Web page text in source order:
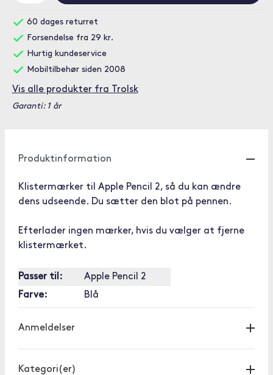
60 dages returret
Forsendelse fra 29 kr.
Hurtig kundeservice
Mobiltilbehør siden 2008
Vis alle produkter fra Trolsk
Garanti: 1 år
Produktinformation
Klistermærker til Apple Pencil 2, så du kan ændre
dens udseende. Du sætter den blot på pennen.
Efterlader ingen mærker, hvis du vælger at fjerne
klistermærket.
Passer til:
Apple Pencil 2
Farve:
Blå
Anmeldelser
Kategori(er)